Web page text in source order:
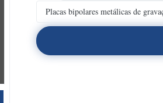
Placas bipolares metálicas de